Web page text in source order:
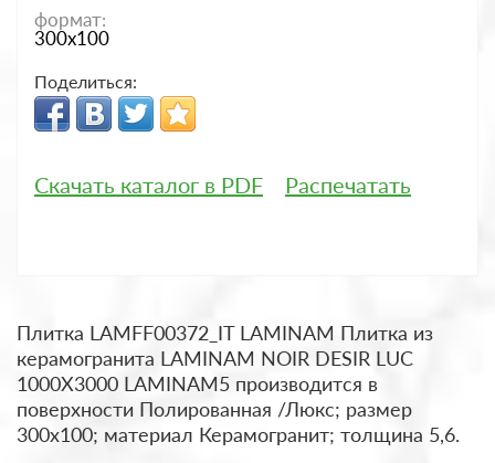
формат:
300x100
Поделиться:
Скачать каталог в PDF Распечатать
Плитка LAMFF00372_IT LAMINAM Плитка из
керамогранита LAMINAM NOIR DESIR LUC
1000X3000 LAMINAM5 производится в
поверхности Полированная /Люкс; размер
300x100; материал Керамогранит; толщина 5,6.